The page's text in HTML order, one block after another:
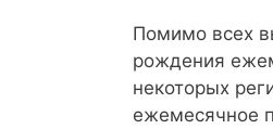
Помимо всех
рождения
некоторых
ежемесячное